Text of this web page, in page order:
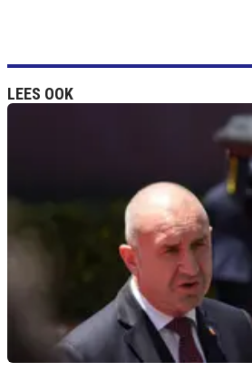
LEES OOK